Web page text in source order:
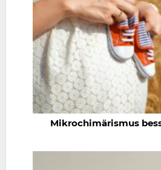
Mikrochimärismus